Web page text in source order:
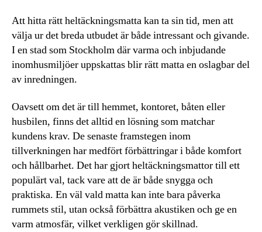
Att hitta rätt heltäckningsmatta kan ta sin tid, men att
välja ur det breda utbudet är både intressant och givande.
I en stad som Stockholm där varma och inbjudande
inomhusmiljöer uppskattas blir rätt matta en oslagbar del
av inredningen.
Oavsett om det är till hemmet, kontoret, båten eller
husbilen, finns det alltid en lösning som matchar
kundens krav. De senaste framstegen inom
tillverkningen har medfört förbättringar i både komfort
och hållbarhet. Det har gjort heltäckningsmattor till ett
populärt val, tack vare att de är både snygga och
praktiska. En väl vald matta kan inte bara påverka
rummets stil, utan också förbättra akustiken och ge en
varm atmosfär, vilket verkligen gör skillnad.